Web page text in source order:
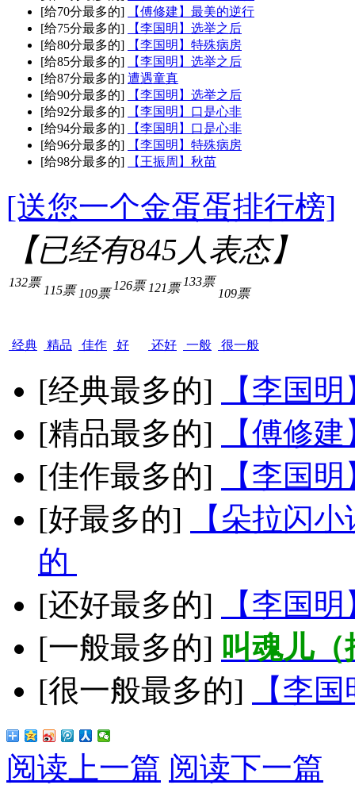
[给70分最多的]
【傅修建】最美的逆行
[给75分最多的]
【李国明】选举之后
[给80分最多的]
【李国明】特殊病房
[给85分最多的]
【李国明】选举之后
[给87分最多的] 遭遇童真
[给90分最多的]
【李国明】选举之后
[给92分最多的]
【李国明】口是心非
[给94分最多的]
【李国明】口是心非
[给96分最多的]
【李国明】特殊病房
[给98分最多的]
【王振周】秋苗
[送您一个金蛋蛋排行榜]
【已经有845人表态】
132票
经典
115票
精品
109票
佳作
126票
好
121票
还好
133票
一般
109票
很一般
[经典最多的]
【李国
[精品最多的]
【傅修
[佳作最多的]
【李国
[好最多的]
【朵拉闪
的
[还好最多的]
【李国
[一般最多的] 叫魂儿
[很一般最多的]
【李
阅读上一篇 阅读下一篇